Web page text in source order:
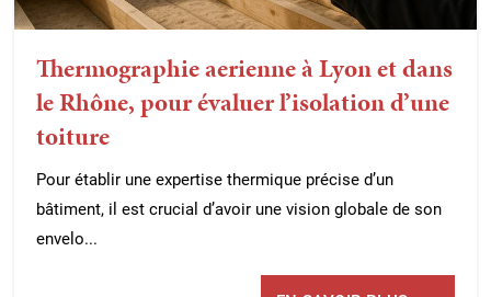
Thermographie aerienne à Lyon et dans
le Rhône, pour évaluer l’isolation d’une
toiture
Pour établir une expertise thermique précise d’un
bâtiment, il est crucial d’avoir une vision globale de son
envelo...